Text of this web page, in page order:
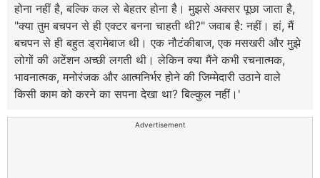
होना नहीं है, बल्कि कल से बेहतर होना है। मुझसे अक्सर पूछा जाता है,
"क्या तुम बचपन से ही एक्टर बनना चाहती थी?" जवाब है: नहीं। हां, मैं
बचपन से ही बहुत ड्रामेबाज थी। एक नौटंकीबाज, एक मसखरी और मुझे
लोगों की अटेंशन अच्छी लगती थी। लेकिन क्या मैंने कभी रचनात्मक,
भावनात्मक, मनोरंजक और आत्मनिर्भर होने की जिम्मेदारी उठाने वाले
किसी काम को करने का सपना देखा था? बिल्कुल नहीं।'
Advertisement